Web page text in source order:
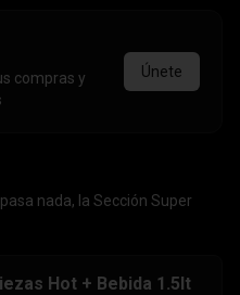
compras y
Únete
nada, la Sección Super
Hot + Bebida 1.5lt